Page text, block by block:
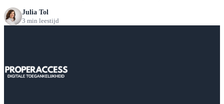
Julia Tol
3 min leestijd